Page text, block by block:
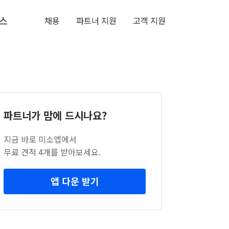
채용 파트너 지원 고객 지원
파트너가 맘에 드시나요?
지금 바로 미소앱에서
무료 견적 4개를 받아보세요.
앱 다운 받기